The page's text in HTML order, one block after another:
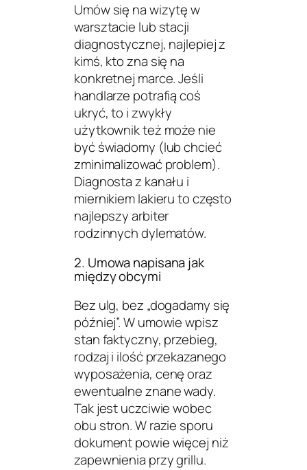
Umów się na wizytę w
warsztacie lub stacji
diagnostycznej, najlepiej z
kimś, kto zna się na
konkretnej marce. Jeśli
handlarze potrafią coś
ukryć, to i zwykły
użytkownik też może nie
być świadomy (lub chcieć
zminimalizować problem).
Diagnosta z kanału i
miernikiem lakieru to często
najlepszy arbiter
rodzinnych dylematów.
2. Umowa napisana jak
między obcymi
Bez ulg, bez „dogadamy się
później”. W umowie wpisz
stan faktyczny, przebieg,
rodzaj i ilość przekazanego
wyposażenia, cenę oraz
ewentualne znane wady.
Tak jest uczciwie wobec
obu stron. W razie sporu
dokument powie więcej niż
zapewnienia przy grillu.